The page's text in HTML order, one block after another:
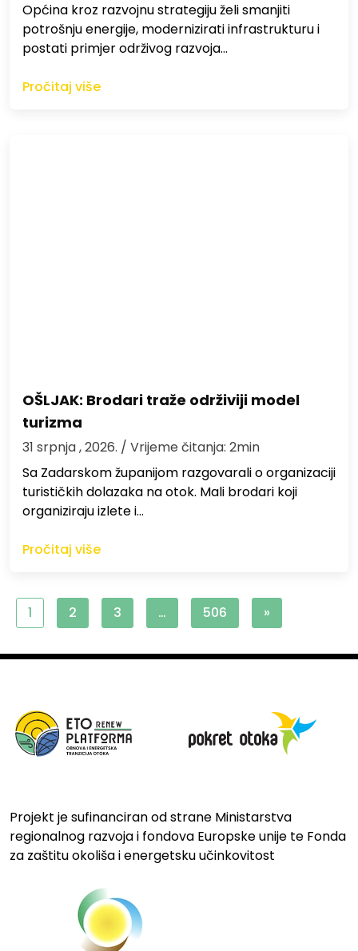
Općina kroz razvojnu strategiju želi smanjiti
potrošnju energije, modernizirati infrastrukturu i
postati primjer održivog razvoja…
Pročitaj više
OŠLJAK: Brodari traže održiviji model
turizma
31 srpnja , 2026. / Vrijeme čitanja: 2min
Sa Zadarskom županijom razgovarali o organizaciji
turističkih dolazaka na otok. Mali brodari koji
organiziraju izlete i…
Pročitaj više
1 2 3 … 506 »
Projekt je sufinanciran od strane Ministarstva
regionalnog razvoja i fondova Europske unije te Fonda
za zaštitu okoliša i energetsku učinkovitost